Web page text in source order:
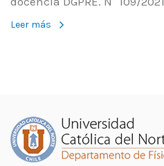
Leer más